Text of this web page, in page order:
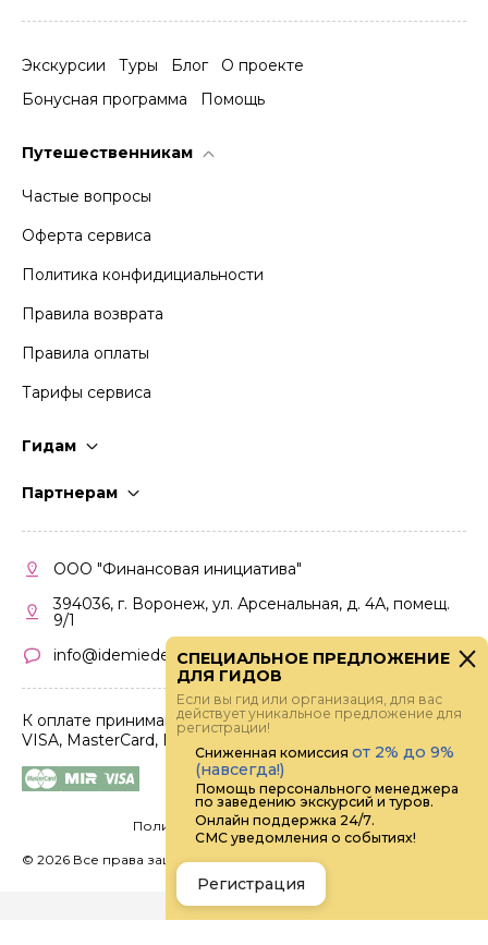
Экскурсии Туры Блог
О проекте
Бонусная программа
Помощь
Путешественникам
Частые вопросы
Оферта сервиса
Политика конфидициальности
Правила возврата
Правила оплаты
Тарифы сервиса
Гидам
Партнерам
Кабинет партнера
Правила участия
ООО "Финансовая инициатива"
394036, г. Воронеж, ул. Арсенальная, д. 4А, помещ.
9/1
info@idemiedem.ru
К оплате принимаются карты
VISA, MasterCard, МИР
Политика конфиденциальности
© 2026 Все права защищены.
СПЕЦИАЛЬНОЕ ПРЕДЛОЖЕНИЕ
ДЛЯ ГИДОВ
Если вы гид или организация, для вас
действует уникальное предложение для
регистрации!
Сниженная комиссия от 2% до 9%
(навсегда!)
Помощь персонального менеджера
по заведению экскурсий и туров.
Онлайн поддержка 24/7.
СМС уведомления о событиях!
Регистрация